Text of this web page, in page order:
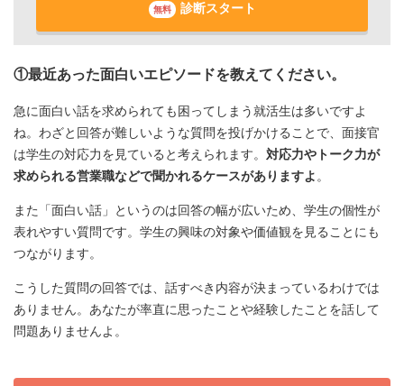
無料 診断スタート
①最近あった面白いエピソードを教えてください。
急に面白い話を求められても困ってしまう就活生は多いですよ
ね。わざと回答が難しいような質問を投げかけることで、面接官
は学生の対応力を見ていると考えられます。 対応力やトーク力が
求められる営業職などで聞かれるケースがありますよ 。
また「面白い話」というのは回答の幅が広いため、学生の個性が
表れやすい質問です。学生の興味の対象や価値観を見ることにも
つながります。
こうした質問の回答では、話すべき内容が決まっているわけでは
ありません。あなたが率直に思ったことや経験したことを話して
問題ありませんよ。